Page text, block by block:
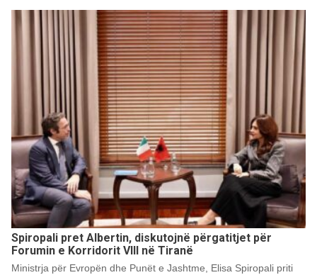
Spiropali pret Albertin, diskutojnë përgatitjet për
Forumin e Korridorit VIII në Tiranë
Ministrja për Evropën dhe Punët e Jashtme, Elisa Spiropali priti